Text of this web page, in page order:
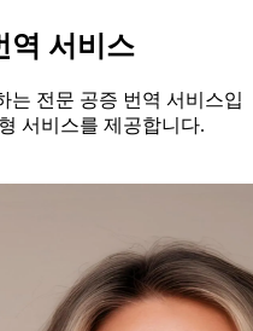
역 서비스
는 전문 공증 번역 서비스입
서비스를 제공합니다.